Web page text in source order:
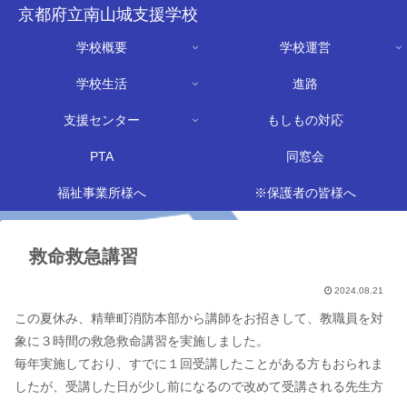
京都府立南山城支援学校
学校概要 学校運営
学校生活 進路
支援センター もしもの対応
PTA 同窓会
福祉事業所様へ ※保護者の皆様へ
救命救急講習
2024.08.21
この夏休み、精華町消防本部から講師をお招きして、教職員を対
象に３時間の救急救命講習を実施しました。
毎年実施しており、すでに１回受講したことがある方もおられま
したが、受講した日が少し前になるので改めて受講される先生方